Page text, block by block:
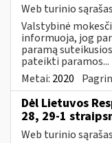
Web turinio sąrašas
Valstybinė
informuoja, jog
paramą
pateikti paramos...
Metai: 2020
Dėl Lietuvos
28, 29-1
Web turinio sąrašas